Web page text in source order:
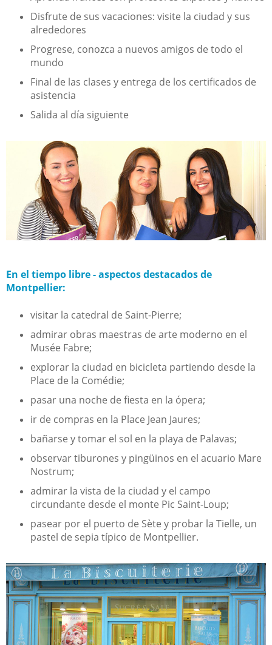
Disfrute de sus vacaciones: visite la ciudad y sus
alrededores
Progrese, conozca a nuevos amigos de todo el
mundo
Final de las clases y entrega de los certificados de
asistencia
Salida al día siguiente
En el tiempo libre - aspectos destacados de
Montpellier:
visitar la catedral de Saint-Pierre;
admirar obras maestras de arte moderno en el
Musée Fabre;
explorar la ciudad en bicicleta partiendo desde la
Place de la Comédie;
pasar una noche de fiesta en la ópera;
ir de compras en la Place Jean Jaures;
bañarse y tomar el sol en la playa de Palavas;
observar tiburones y pingüinos en el acuario Mare
Nostrum;
admirar la vista de la ciudad y el campo
circundante desde el monte Pic Saint-Loup;
pasear por el puerto de Sète y probar la Tielle, un
pastel de sepia típico de Montpellier.